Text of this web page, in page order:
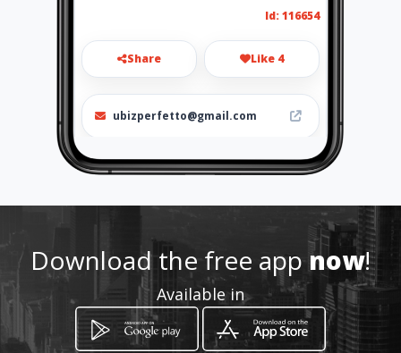
Id: 116654
Share Like 4
ubizperfetto@gmail.com
3283679960
Location -
Download the free appnow!
Available in